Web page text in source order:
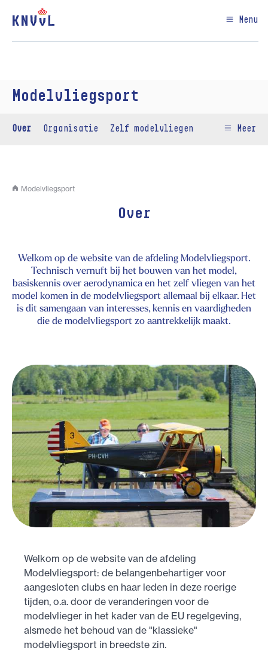
Menu
Modelvliegsport
Over Organisatie Zelf modelvliegen Meer
Modelvliegsport
Over
Welkom op de website van de afdeling Modelvliegsport.
Technisch vernuft bij het bouwen van het model,
basiskennis over aerodynamica en het zelf vliegen van het
model komen in de modelvliegsport allemaal bij elkaar. Het
is dit samengaan van interesses, kennis en vaardigheden
die de modelvliegsport zo aantrekkelijk maakt.
Welkom op de website van de afdeling
Modelvliegsport: de belangenbehartiger voor
aangesloten clubs en haar leden in deze roerige
tijden, o.a. door de veranderingen voor de
modelvlieger in het kader van de EU regelgeving,
alsmede het behoud van de "klassieke"
modelvliegsport in breedste zin.